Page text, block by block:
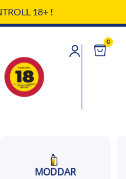
18+ !
0
Cart
MODDAR